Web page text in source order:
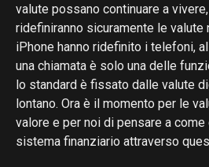
valute possano continuare a
ridefiniranno sicuramente le valute
iPhone hanno ridefinito i telefoni,
una chiamata è solo una delle
lo standard è fissato dalle valute
lontano. Ora è il momento per le
valore e per noi di pensare a come
sistema finanziario attraverso